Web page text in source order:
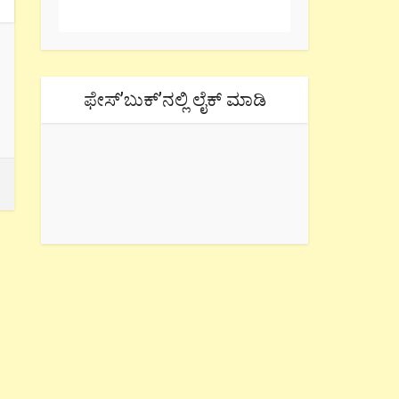
ಫೇಸ್’ಬುಕ್’ನಲ್ಲಿ ಲೈಕ್ ಮಾಡಿ